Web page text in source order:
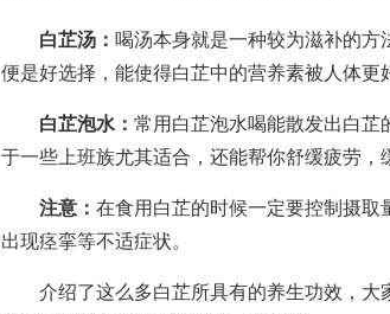
白芷汤： 喝汤本身就是一种较为滋补的方
便是好选择，能使得白芷中的营养素被人体更
白芷泡水： 常用 白芷泡水喝能散发出白芷
于一些上班族尤其适合，还能帮你舒缓疲劳，
注意： 在食用白芷的时候一定要控制摄取
出现痉挛等不适症状。
介绍了这么多白芷所具有的养生功效，大